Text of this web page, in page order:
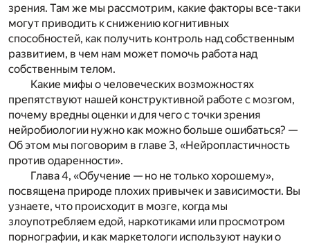
зрения. Там же мы рассмотрим, какие факторы все-таки
могут приводить к снижению когнитивных
способностей, как получить контроль над собственным
развитием, в чем нам может помочь работа над
собственным телом.
Какие мифы о человеческих возможностях
препятствуют нашей конструктивной работе с мозгом,
почему вредны оценки и для чего с точки зрения
нейробиологии нужно как можно больше ошибаться? —
Об этом мы поговорим в главе 3, «Нейропластичность
против одаренности».
Глава 4, «Обучение — но не только хорошему»,
посвящена природе плохих привычек и зависимости. Вы
узнаете, что происходит в мозге, когда мы
злоупотребляем едой, наркотиками или просмотром
порнографии, и как маркетологи используют науки о